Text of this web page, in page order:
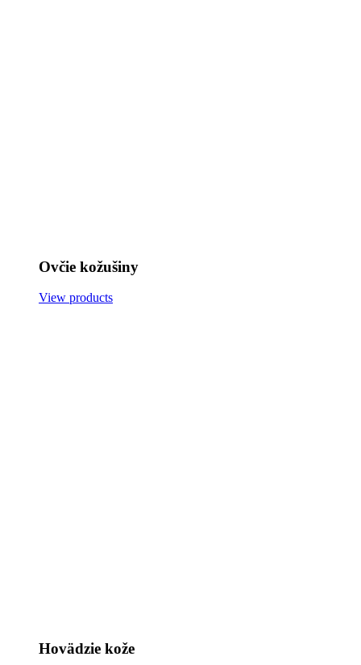
Ovčie kožušiny
View products
Hovädzie kože